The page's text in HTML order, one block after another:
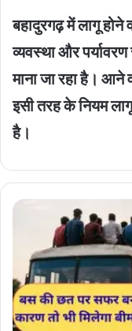
बहादुरगढ़ में लागू होने
व्यवस्था और
माना जा रहा है।
इसी तरह के नियम
है।
Haryana
अहम
फैसला,
बस